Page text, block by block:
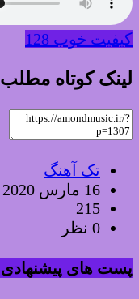
کیفیت خوب 128
لینک کوتاه مطلب
تک آهنگ
16 مارس 2020
215
0 نظر
پست های پیشنهادی